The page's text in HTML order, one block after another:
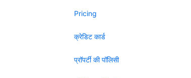
Pricing
क्रेडिट कार्ड
प्रॉपर्टी की पॉलिसी